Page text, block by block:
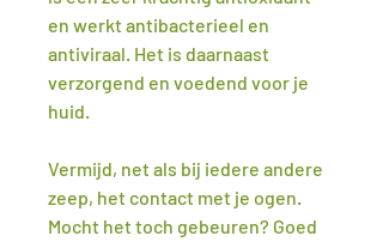
en werkt antibacterieel en
antiviraal. Het is daarnaast
verzorgend en voedend voor je
huid.
Vermijd, net als bij iedere andere
zeep, het contact met je ogen.
Mocht het toch gebeuren? Goed